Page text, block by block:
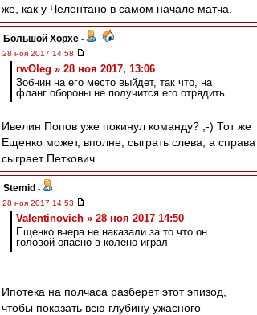
же, как у Челентано в самом начале матча.
Большой Хорхе -
28 ноя 2017 14:58
rwOleg » 28 ноя 2017, 13:06
Зобнин на его место выйдет, так что, на
фланг обороны не получится его отрядить.
Ивелин Попов уже покинул команду? ;-) Тот же
Ещенко может, вполне, сыграть слева, а справа
сыграет Петкович.
Stemid -
28 ноя 2017 14:53
Valentinovich » 28 ноя 2017 14:50
Ещенко вчера не наказали за то что он
головой опасно в колено играл
Ипотека на полчаса разберет этот эпизод,
чтобы показать всю глубину ужасного